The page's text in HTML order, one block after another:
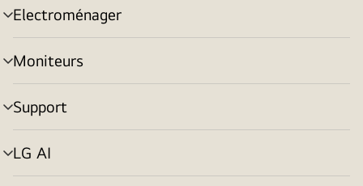
Electroménager
menu
déroulant
Moniteurs
menu
déroulant
Support
menu
déroulant
LG AI
menu
déroulant